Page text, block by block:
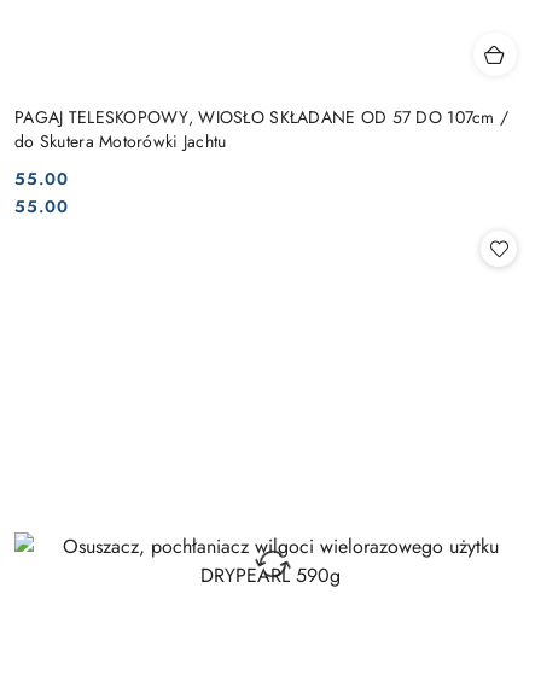
PAGAJ TELESKOPOWY, WIOSŁO SKŁADANE OD 57 DO 107cm /
do Skutera Motorówki Jachtu
Cena:
55.00
Cena:
55.00